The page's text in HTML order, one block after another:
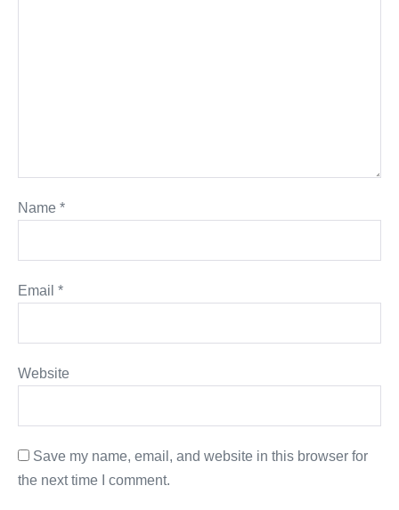
Name *
Email *
Website
Save my name, email, and website in this browser for
the next time I comment.